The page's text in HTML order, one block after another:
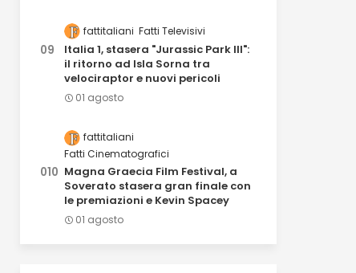
fattitaliani Fatti Televisivi
Italia 1, stasera "Jurassic Park III":
il ritorno ad Isla Sorna tra
velociraptor e nuovi pericoli
01 agosto
fattitaliani
Fatti Cinematografici
Magna Graecia Film Festival, a
Soverato stasera gran finale con
le premiazioni e Kevin Spacey
01 agosto